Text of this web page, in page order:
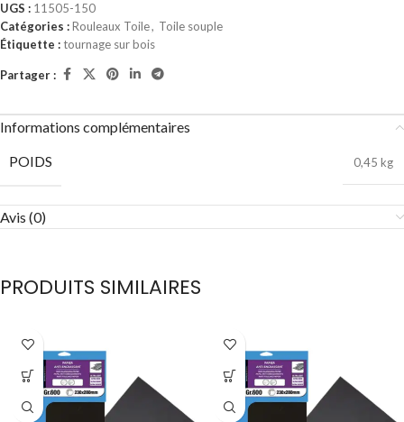
UGS : 11505-150
Catégories :Rouleaux Toile, Toile souple
Étiquette :tournage sur bois
Partager :
Informations complémentaires
POIDS
0,45 kg
Avis (0)
PRODUITS SIMILAIRES